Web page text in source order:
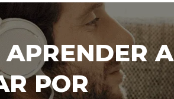
APRENDER A
POR